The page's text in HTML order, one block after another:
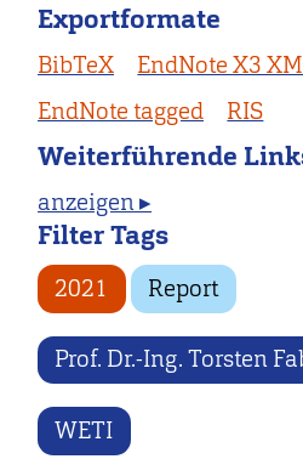
Exportformate
BibTeX EndNote X3
EndNote tagged
RIS
Weiterführende
anzeigen ▸
Filter Tags
2021 Report
Prof. Dr.-Ing. Torsten
WETI